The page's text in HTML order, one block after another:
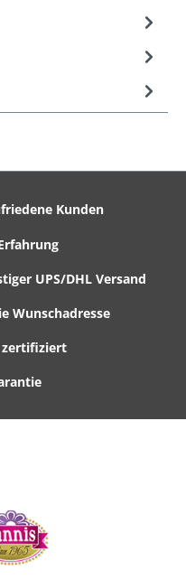
Kunden
UPS/DHL Versand
Wunschadresse
zertifiziert